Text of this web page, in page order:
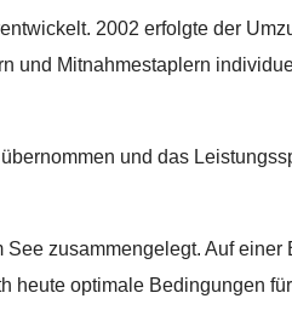
2002 erfolgte der
und Mitnahmestaplern
und das
zusammengelegt. Auf
heute optimale Bedingungen